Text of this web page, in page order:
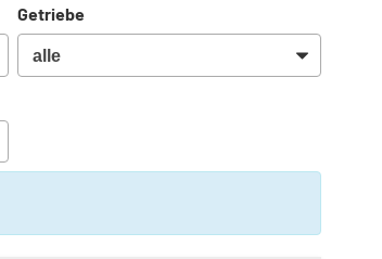
Getriebe